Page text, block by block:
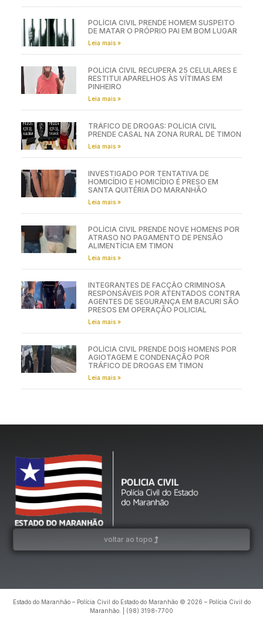
POLÍCIA CIVIL PRENDE HOMEM SUSPEITO
DE MATAR O PRÓPRIO PAI EM BOM LUGAR
Leia mais »
POLÍCIA CIVIL RECUPERA 25 CELULARES E
RESTITUI APARELHOS ÀS VÍTIMAS EM
PINHEIRO
Leia mais »
TRÁFICO DE DROGAS: POLÍCIA CIVIL
PRENDE CASAL NA ZONA RURAL DE TIMON
Leia mais »
INVESTIGADO POR TENTATIVA DE
HOMICÍDIO E HOMICÍDIO É PRESO EM
SANTA QUITÉRIA DO MARANHÃO
Leia mais »
POLÍCIA CIVIL PRENDE NOVE HOMENS POR
ATRASO NO PAGAMENTO DE PENSÃO
ALIMENTÍCIA EM TIMON
Leia mais »
INTEGRANTES DE FACÇÃO CRIMINOSA
RESPONSÁVEIS POR ATENTADOS CONTRA
AGENTES DE SEGURANÇA EM BACURI SÃO
PRESOS EM OPERAÇÃO POLICIAL
Leia mais »
POLÍCIA CIVIL PRENDE DOIS HOMENS POR
AGIOTAGEM E CONDENAÇÃO POR
TRÁFICO DE DROGAS EM TIMON
Leia mais »
voltar ao topo
Estado do Maranhão – Polícia Civil do Estado do Maranhão © 2026 – Polícia Civil do
Maranhão. | (98) 3198-7700